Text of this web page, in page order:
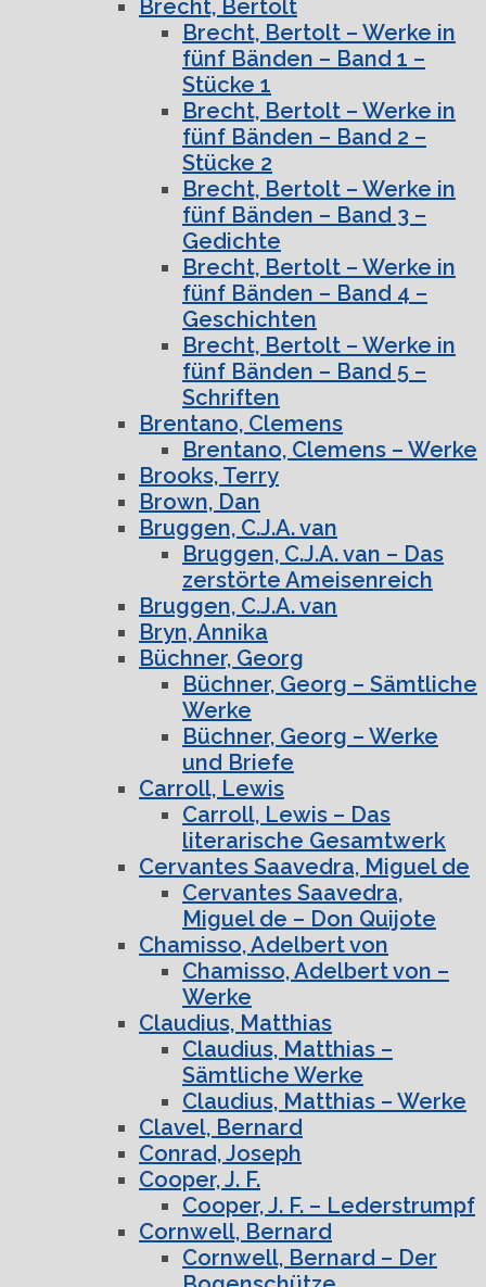
Brecht, Bertolt
Brecht, Bertolt – Werke in
fünf Bänden – Band 1 –
Stücke 1
Brecht, Bertolt – Werke in
fünf Bänden – Band 2 –
Stücke 2
Brecht, Bertolt – Werke in
fünf Bänden – Band 3 –
Gedichte
Brecht, Bertolt – Werke in
fünf Bänden – Band 4 –
Geschichten
Brecht, Bertolt – Werke in
fünf Bänden – Band 5 –
Schriften
Brentano, Clemens
Brentano, Clemens – Werke
Brooks, Terry
Brown, Dan
Bruggen, C.J.A. van
Bruggen, C.J.A. van – Das
zerstörte Ameisenreich
Bruggen, C.J.A. van
Bryn, Annika
Büchner, Georg
Büchner, Georg – Sämtliche
Werke
Büchner, Georg – Werke
und Briefe
Carroll, Lewis
Carroll, Lewis – Das
literarische Gesamtwerk
Cervantes Saavedra, Miguel de
Cervantes Saavedra,
Miguel de – Don Quijote
Chamisso, Adelbert von
Chamisso, Adelbert von –
Werke
Claudius, Matthias
Claudius, Matthias –
Sämtliche Werke
Claudius, Matthias – Werke
Clavel, Bernard
Conrad, Joseph
Cooper, J. F.
Cooper, J. F. – Lederstrumpf
Cornwell, Bernard
Cornwell, Bernard – Der